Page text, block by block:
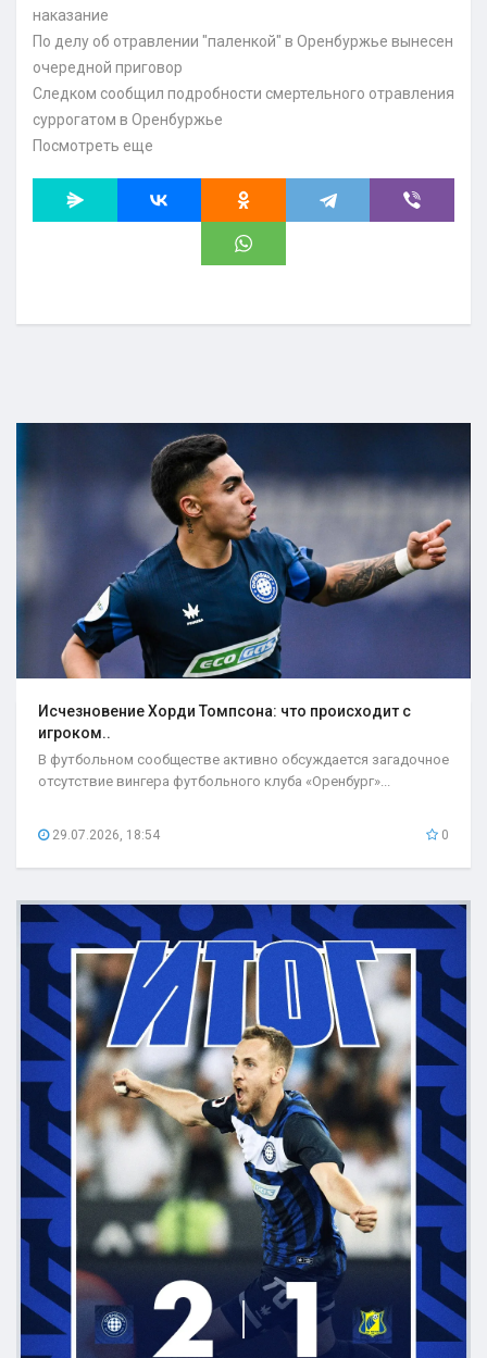
наказание
По делу об отравлении "паленкой" в Оренбуржье вынесен
очередной приговор
Следком сообщил подробности смертельного отравления
суррогатом в Оренбуржье
Посмотреть еще
Исчезновение Хорди Томпсона: что происходит с
игроком..
В футбольном сообществе активно обсуждается загадочное
отсутствие вингера футбольного клуба «Оренбург»...
29.07.2026, 18:54 0